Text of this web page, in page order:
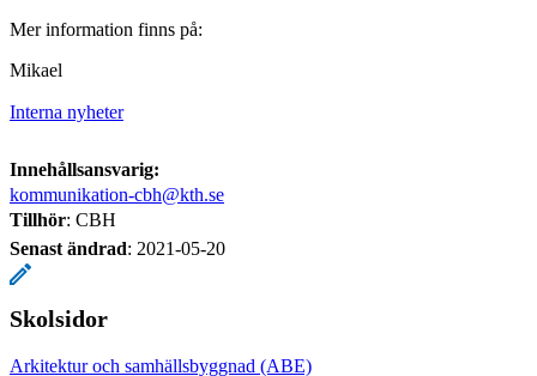
Mer information finns på:
Mikael
Interna nyheter
Innehållsansvarig:
kommunikation-cbh@kth.se
Tillhör: CBH
Senast ändrad: 2021-05-20
Skolsidor
Arkitektur och samhällsbyggnad (ABE)